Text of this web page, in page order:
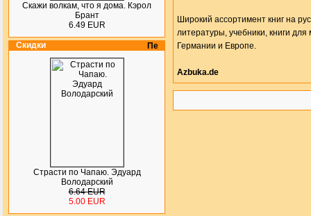
Скажи волкам, что я дома. Кэрол
Брант
6.49 EUR
Скидки
Страсти по Чапаю. Эдуард
Володарский
6.64 EUR
5.00 EUR
Широкий ассортимент книг на
литературы, учебники, книги
Германии и Европе.
Azbuka.de